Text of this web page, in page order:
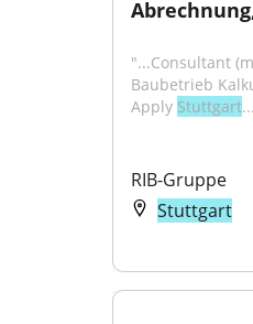
"...Consultant
Baubetrieb
Apply Stuttgart
RIB-Gruppe
Stuttgart